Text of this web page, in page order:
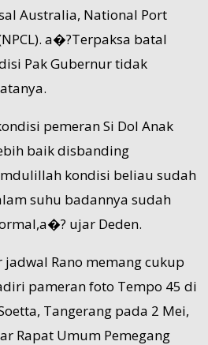
Australia, National Port
a�?Terpaksa batal
Pak Gubernur tidak
pemeran Si Dol Anak
baik disbanding
kondisi beliau sudah
suhu badannya sudah
ujar Deden.
jadwal Rano memang cukup
pameran foto Tempo 45 di
Tangerang pada 2 Mei,
Rapat Umum Pemegang